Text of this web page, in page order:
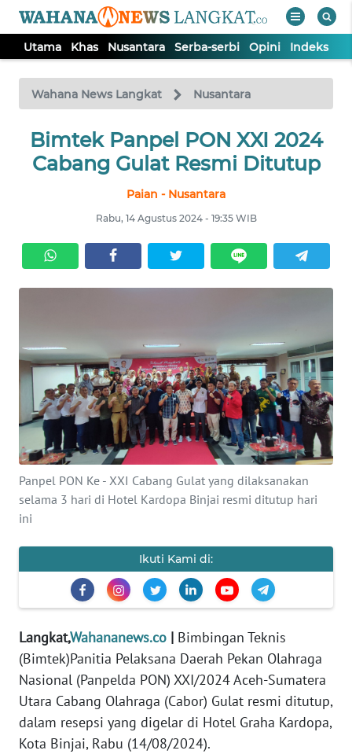
Utama Khas Nusantara Serba-serbi Opini Indeks
Wahana News Langkat Nusantara
Bimtek Panpel PON XXI 2024
Cabang Gulat Resmi Ditutup
Paian - Nusantara
Rabu, 14 Agustus 2024 - 19:35 WIB
Panpel PON Ke - XXI Cabang Gulat yang dilaksanakan
selama 3 hari di Hotel Kardopa Binjai resmi ditutup hari
ini
Ikuti Kami di:
Langkat,Wahananews.co | Bimbingan Teknis
(Bimtek)Panitia Pelaksana Daerah Pekan Olahraga
Nasional (Panpelda PON) XXI/2024 Aceh-Sumatera
Utara Cabang Olahraga (Cabor) Gulat resmi ditutup,
dalam resepsi yang digelar di Hotel Graha Kardopa,
Kota Binjai, Rabu (14/08/2024).
TV
Tutup
UTAMA
SERBA-
SERBI
Informasi
INDEKS
BERITA
KONTAK
KAMI
INFO
PEDOMAN
MEDIA
SIBER
REDAKSI